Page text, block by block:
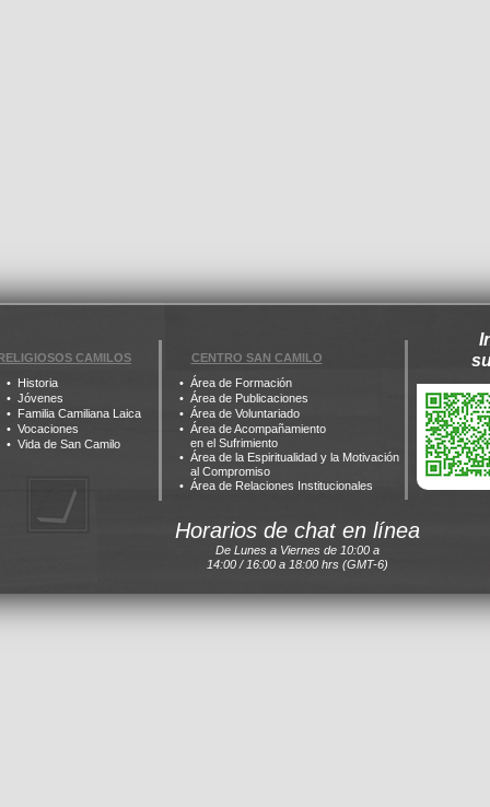
CAMILOS
Historia
Jóvenes
Familia Camiliana Laica
Vocaciones
Vida de San Camilo
CENTRO SAN CAMILO
Área de Formación
Área de Publicaciones
Área de Voluntariado
Área de Acompañamiento
en el Sufrimiento
Área de la Espiritualidad y la Motivación
al Compromiso
Área de Relaciones Institucionales
Horarios de chat en línea
De Lunes a Viernes de 10:00 a
14:00 / 16:00 a 18:00 hrs (GMT-6)